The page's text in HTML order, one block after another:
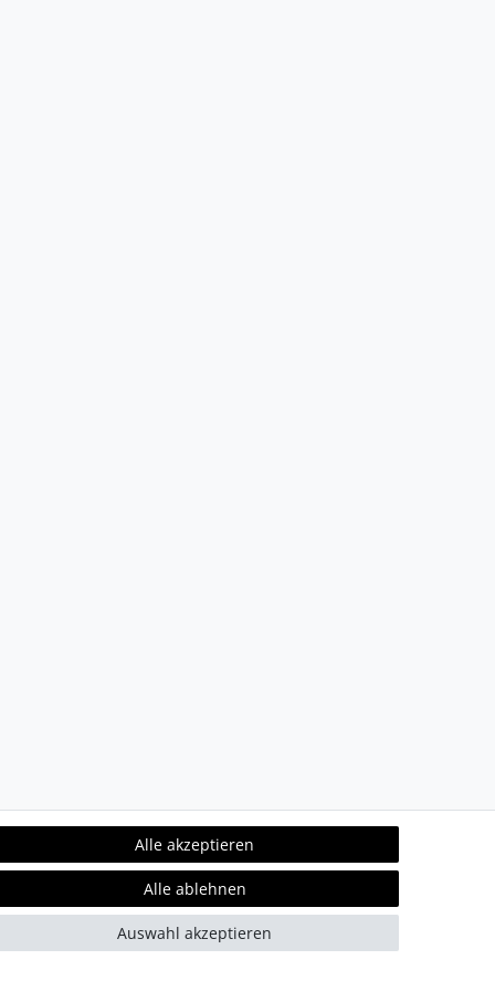
Kontakt Team
Alle akzeptieren
Alle ablehnen
Auswahl akzeptieren